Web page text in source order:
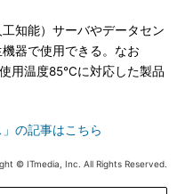
知能）サーバやデータセン
器で使用できる。なお
用温度85℃に対応した製品
の記事はこちら
© ITmedia, Inc. All Rights Reserved.